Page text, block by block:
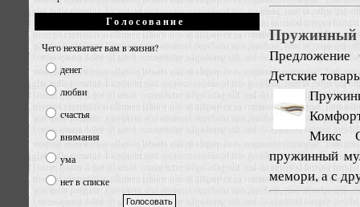
Голосование
Чего нехватает вам в жизни?
денег
любви
счастья
внимания
ума
нет в списке
Пружинный
Предложение
Детские
Микс
пружинный
мемори, а с